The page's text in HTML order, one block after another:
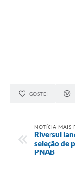
GOSTEI
NOTÍCIA MAIS
Riversul
seleção de
PNAB